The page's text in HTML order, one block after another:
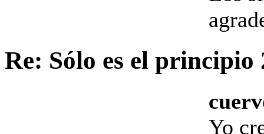
Re: Sólo es el principio
Yo